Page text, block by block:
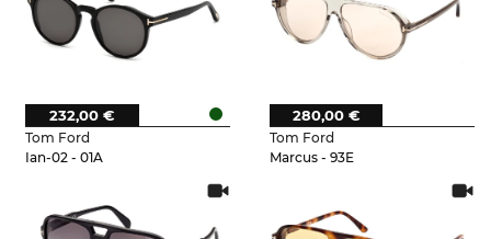
Tom Ford
Ian-02 - 01A
232,00 €
Tom Ford
Marcus - 93E
280,00 €